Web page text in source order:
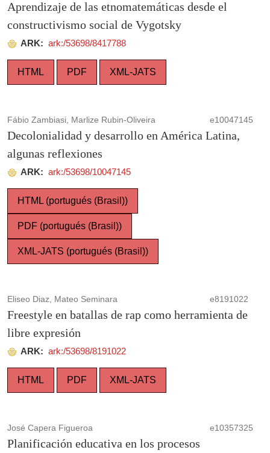
Aprendizaje de las etnomatemáticas desde el
constructivismo social de Vygotsky
ARK: ark:/53698/8417788
HTML PDF XML-JATS
Fábio Zambiasi, Marlize Rubin-Oliveira e10047145
Decolonialidad y desarrollo en América Latina,
algunas reflexiones
ARK: ark:/53698/10047145
HTML (portugués (Brasil))
PDF (portugués (Brasil))
XML-JATS (portugués (Brasil))
Eliseo Diaz, Mateo Seminara e8191022
Freestyle en batallas de rap como herramienta de
libre expresión
ARK: ark:/53698/8191022
HTML PDF XML-JATS
José Capera Figueroa e10357325
Planificación educativa en los procesos